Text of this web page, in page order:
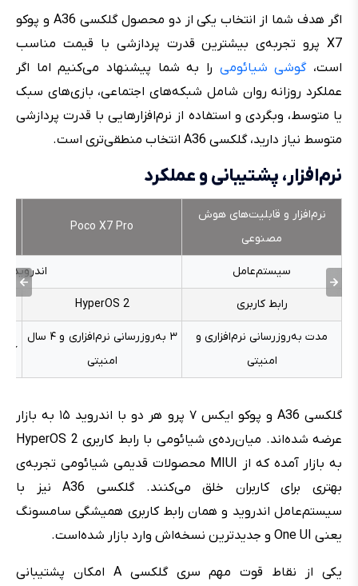
اگر هدف شما از انتخاب یکی از دو محصول گلکسی A36 و پوکو
X7 پرو تجربه‌ی بیشترین قدرت پردازشی با قیمت مناسب
است،گوشی شیائومی را به شما پیشنهاد می‌کنیم اما اگر
عملکرد روزانه روان شامل شبکه‌های اجتماعی، بازی‌های سبک
یا متوسط، وبگردی و استفاده از نرم‌افزارهایی با قدرت پردازشی
متوسط نیاز دارید، گلکسی A36 انتخاب منطقی‌تری است.
نرم‌افزار، پشتیبانی و عملکرد
نرم‌افزار و قابلیت‌های هوش
مصنوعی
Poco X7 Pro
سیستم‌عامل اندروید ۱۵
رابط کاربری HyperOS 2
مدت به‌روزرسانی نرم‌افزاری و
امنیتی
۳ به‌روزرسانی نرم‌افزاری و ۴ سال
امنیتی
۶ به‌روزرسانی نرم‌افزاری و امنیتی
گلکسی A36 و پوکو ایکس ۷ پرو هر دو با اندروید ۱۵ به بازار
عرضه شده‌اند. میان‌رده‌ی شیائومی با رابط کاربری HyperOS 2
به بازار آمده که از MIUI محصولات قدیمی شیائومی تجربه‌ی
بهتری برای کاربران خلق می‌کنند. گلکسی A36 نیز با
سیستم‌عامل اندروید و همان رابط کاربری همیشگی سامسونگ
یعنی One UI و جدیدترین نسخه‌اش وارد بازار شده‌است.
یکی از نقاط قوت مهم سری گلکسی A امکان پشتیبانی